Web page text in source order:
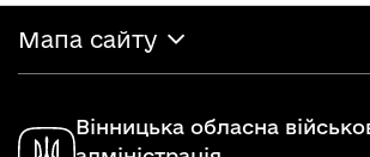
Мапа сайту
Вінницька обласна